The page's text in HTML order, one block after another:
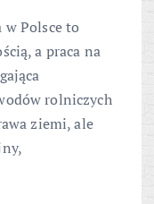
w Polsce to
a praca na
rolniczych
ziemi, ale